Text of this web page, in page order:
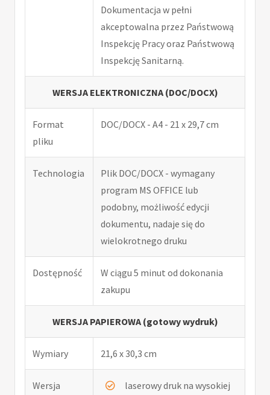
Dokumentacja w pełni
akceptowalna przez Państwową
Inspekcję Pracy oraz Państwową
Inspekcję Sanitarną.
WERSJA ELEKTRONICZNA (DOC/DOCX)
Format
pliku
DOC/DOCX - A4 - 21 x 29,7 cm
Technologia
Plik DOC/DOCX - wymagany
program MS OFFICE lub
podobny, możliwość edycji
dokumentu, nadaje się do
wielokrotnego druku
Dostępność
W ciągu 5 minut od dokonania
zakupu
WERSJA PAPIEROWA (gotowy wydruk)
Wymiary 21,6 x 30,3 cm
Wersja laserowy druk na wysokiej